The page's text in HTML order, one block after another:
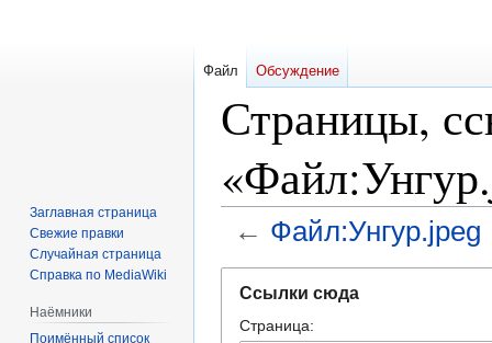
Страницы,
← Файл:Унгур.jpeg
навигации
поиску
Ссылки сюда
Страница:
Файл Обсуждение
Заглавная страница
Свежие правки
Случайная страница
Справка по MediaWiki
Наёмники
Поимённый список